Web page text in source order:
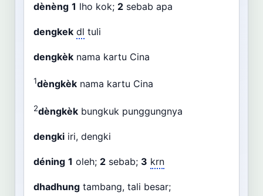
dènèng 1 lho kok; 2 sebab apa
dengkek dl tuli
dengkèk nama kartu Cina
1dèngkèk nama kartu Cina
2dèngkèk bungkuk punggungnya
dengki iri, dengki
déning 1 oleh; 2 sebab; 3 krn
dhadhung tambang, tali besar;